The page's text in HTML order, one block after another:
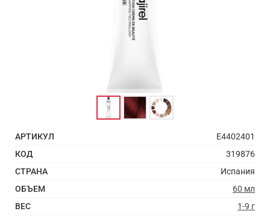
АРТИКУЛ
E4402401
КОД
319876
СТРАНА
Испания
ОБЪЕМ
60 мл
ВЕС
1-9 г